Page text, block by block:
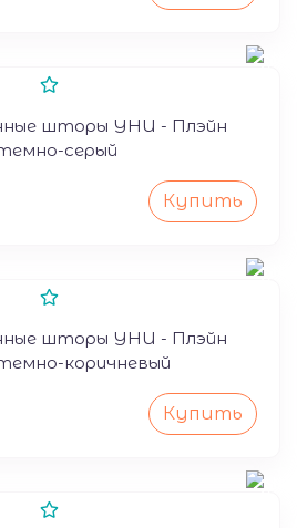
шторы УНИ - Плэйн
серый
Купить
шторы УНИ - Плэйн
коричневый
Купить